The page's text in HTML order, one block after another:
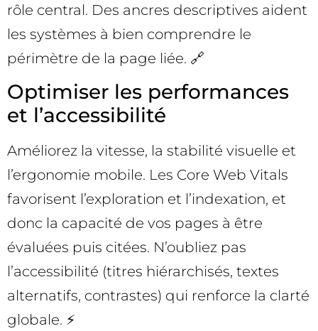
rôle central. Des ancres descriptives aident
les systèmes à bien comprendre le
périmètre de la page liée. 🔗
Optimiser les performances
et l’accessibilité
Améliorez la vitesse, la stabilité visuelle et
l’ergonomie mobile. Les Core Web Vitals
favorisent l’exploration et l’indexation, et
donc la capacité de vos pages à être
évaluées puis citées. N’oubliez pas
l’accessibilité (titres hiérarchisés, textes
alternatifs, contrastes) qui renforce la clarté
globale. ⚡